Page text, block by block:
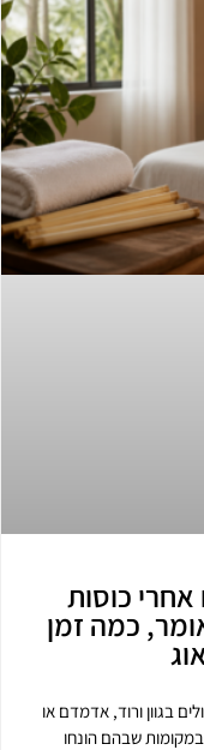
כוסות
כמה זמן
בגוון ורוד, אדמדם או
שבהם הונחו